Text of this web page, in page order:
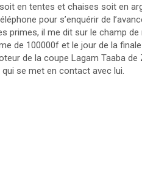
en tentes et chaises soit en
pour s’enquérir de
il me dit sur le champ de
de 100000f et le jour de la
de la coupe Lagam Taaba
se met en contact avec lui.